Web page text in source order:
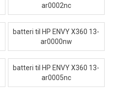
ar0002nc
batteri til HP ENVY X360 13-
ar0000nw
batteri til HP ENVY X360 13-
ar0005nc